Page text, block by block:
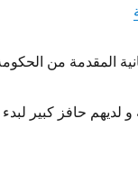
المقدمة من
حافز كبیر لبدء